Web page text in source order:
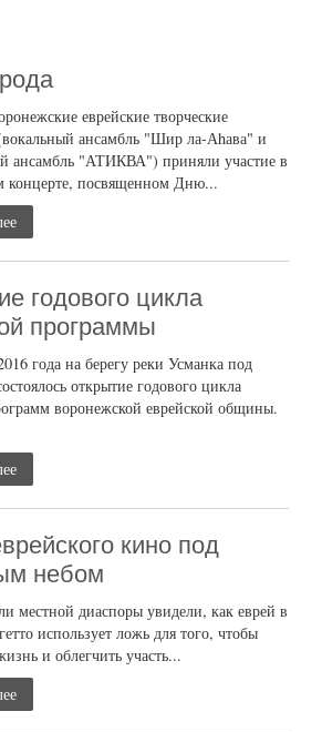
еврейские творческие
ансамбль "Шир ла-Аhава" и
ансамбль "АТИКВА") приняли участие в
концерте, посвященном Дню...
годового цикла
программы
года на берегу реки Усманка под
открытие годового цикла
воронежской еврейской общины.
кино под
небом
местной диаспоры увидели, как еврей в
использует ложь для того, чтобы
и облегчить участь...